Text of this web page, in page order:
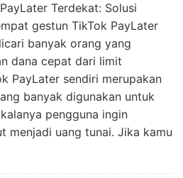
Terdekat: Solusi
gestun TikTok PayLater
banyak orang yang
dana cepat dari limit
PayLater sendiri merupakan
banyak digunakan untuk
pengguna ingin
menjadi uang tunai. Jika kamu